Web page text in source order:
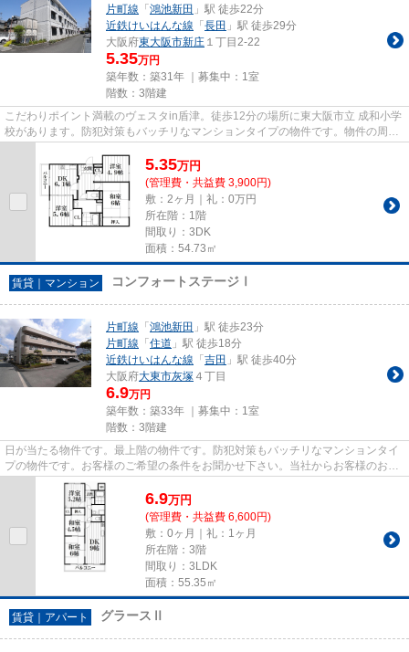
片町線 「 鴻池新田 」駅 徒歩22分
近鉄けいはんな線 「 長田 」駅 徒歩29分
大阪府東大阪市新庄 １丁目2-22
5.35万円
築年数：築31年 ｜募集中： 1室
階数：3階建
こだわりポイント満載のヴェスタin盾津。徒歩12分の場所に東大阪市立 成和小学
校があります。防犯対策もバッチリなマンションタイプの物件です。物件の周辺
5.35万円
(管理費・共益費 3,900円)
敷：2ヶ月｜礼：0万円
所在階：1階
間取り：3DK
面積：54.73㎡
賃貸｜マンション コンフォートステージⅠ
片町線 「 鴻池新田 」駅 徒歩23分
片町線 「 住道 」駅 徒歩18分
近鉄けいはんな線 「 吉田 」駅 徒歩40分
大阪府大東市灰塚 ４丁目
6.9万円
築年数：築33年 ｜募集中： 1室
階数：3階建
日が当たる物件です。最上階の物件です。防犯対策もバッチリなマンションタイ
プの物件です。お客様のご希望の条件をお聞かせ下さい。当社からお客様のお求
めの条件に合った物件をご紹...
6.9万円
(管理費・共益費 6,600円)
敷：0ヶ月｜礼：1ヶ月
所在階：3階
間取り：3LDK
面積：55.35㎡
賃貸｜アパート グラースⅡ